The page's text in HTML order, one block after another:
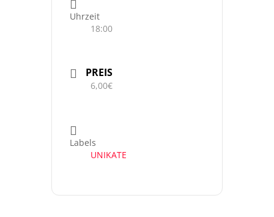
Uhrzeit
18:00
PREIS
6,00€
Labels
UNIKATE